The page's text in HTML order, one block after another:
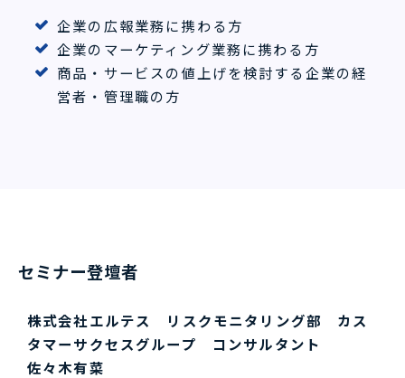
企業の広報業務に携わる方
企業のマーケティング業務に携わる方
商品・サービスの値上げを検討する企業の経
営者・管理職の方
セミナー登壇者
株式会社エルテス リスクモニタリング部 カス
タマーサクセスグループ コンサルタント
佐々木有菜